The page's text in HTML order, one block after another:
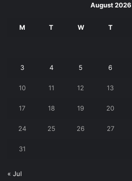
August 2026
M T W T
3 4 5 6
10 11 12 13
17 18 19 20
24 25 26 27
31
« Jul